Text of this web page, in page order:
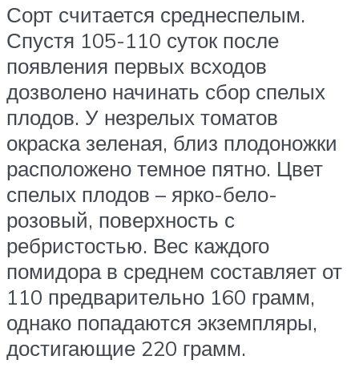
Сорт считается среднеспелым.
Спустя 105-110 суток после
появления первых всходов
дозволено начинать сбор спелых
плодов. У незрелых томатов
окраска зеленая, близ плодоножки
расположено темное пятно. Цвет
спелых плодов – ярко-бело-
розовый, поверхность с
ребристостью. Вес каждого
помидора в среднем составляет от
110 предварительно 160 грамм,
однако попадаются экземпляры,
достигающие 220 грамм.